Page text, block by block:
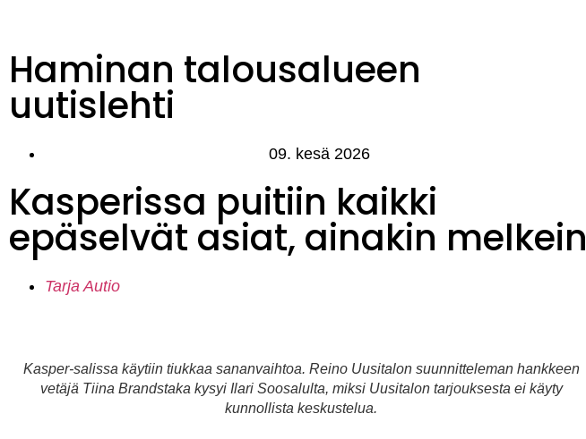
Haminan talousalueen
uutislehti
09. kesä 2026
Kasperissa puitiin kaikki
epäselvät asiat, ainakin melkein
Tarja Autio
Kasper-salissa käytiin tiukkaa sananvaihtoa. Reino Uusitalon suunnitteleman hankkeen
vetäjä Tiina Brandstaka kysyi Ilari Soosalulta, miksi Uusitalon tarjouksesta ei käyty
kunnollista keskustelua.